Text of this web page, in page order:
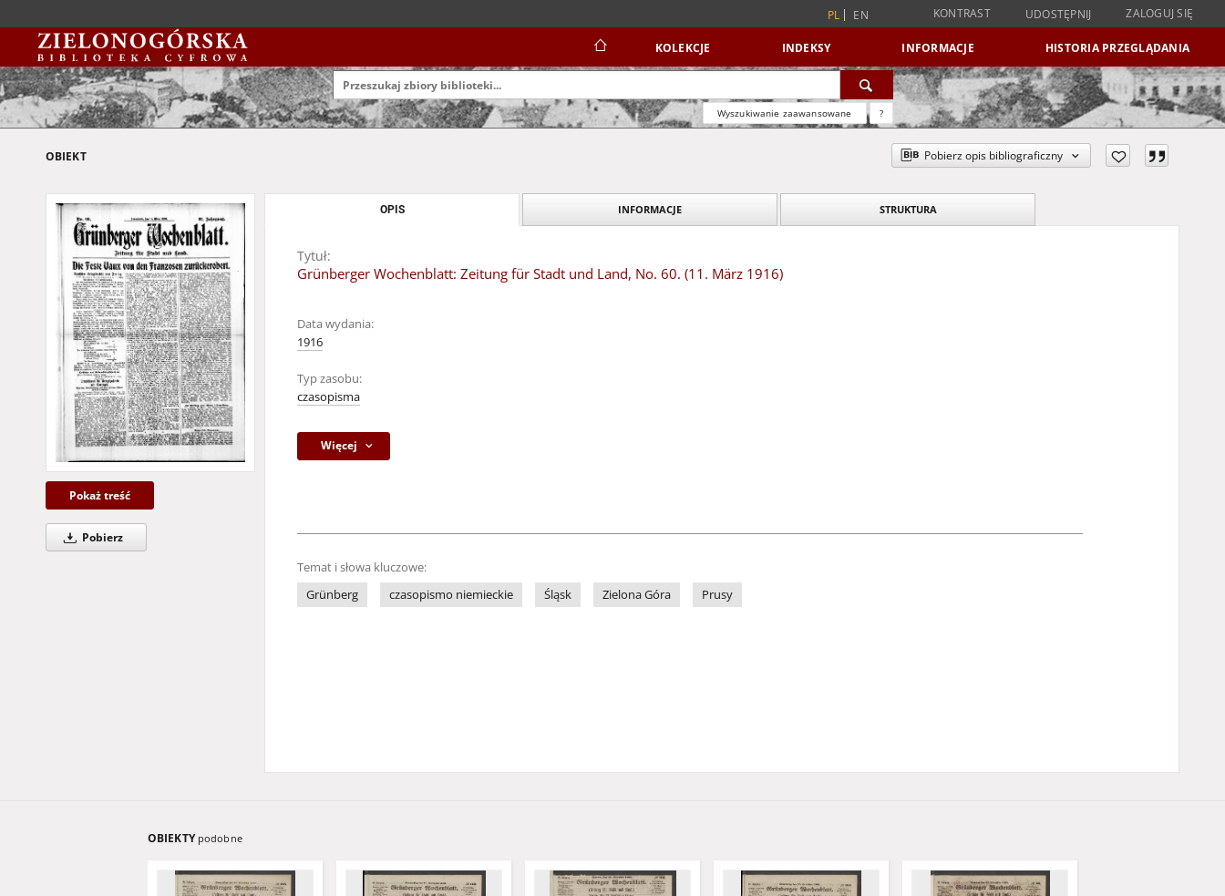
PL EN KONTRAST UDOSTĘPNIJ ZALOGUJ SIĘ
KOLEKCJE INDEKSY INFORMACJE HISTORIA PRZEGLĄDANIA
Wyszukiwanie zaawansowane ?
OBIEKT Pobierz opis bibliograficzny
Pokaż treść
Pobierz
OPIS INFORMACJE STRUKTURA
Tytuł:
Grünberger Wochenblatt: Zeitung für Stadt und Land, No. 60. (11. März 1916)
Data wydania:
1916
Typ zasobu:
czasopisma
Więcej
Temat i słowa kluczowe:
Grünberg
czasopismo niemieckie Śląsk Zielona Góra Prusy
OBIEKTY podobne